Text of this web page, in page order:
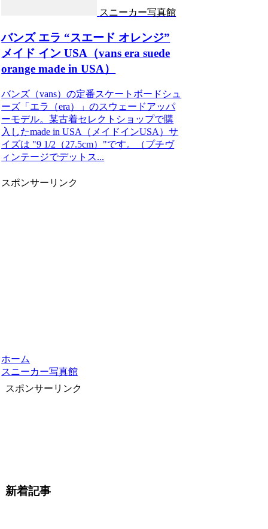
スニーカー写真館
バンズ エラ “スエード オレンジ”
メイド イン USA（vans era suede
orange made in USA）
バンズ（vans）の定番スケートボードシュ
ーズ「エラ（era）」のスウェードアッパ
ーモデル。某古着セレクトショップで購
入したmade in USA（メイドインUSA）サ
イズは "9 1/2（27.5cm）"です。（プチヴ
ィンテージでデットス...
スポンサーリンク
ホーム
スニーカー写真館
スポンサーリンク
新着記事